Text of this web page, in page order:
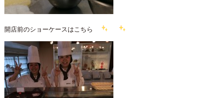
開店前のショーケースはこちら